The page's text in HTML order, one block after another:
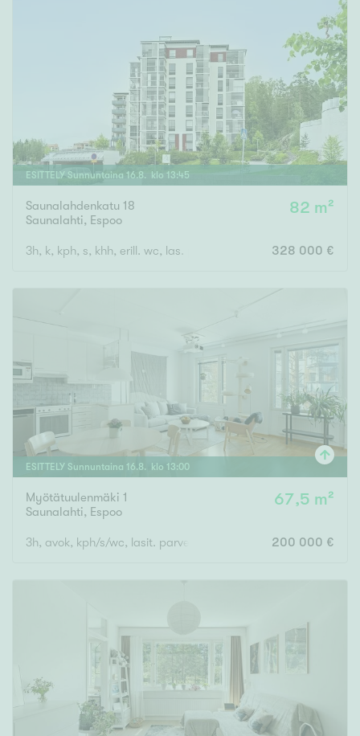
ESITTELY Sunnuntaina 16.8. klo 13:45
Saunalahdenkatu 18
Saunalahti, Espoo
82 m²
3h, k, kph, s, khh, erill. wc, las. parveke 328 000 €
ESITTELY Sunnuntaina 16.8. klo 13:00
Myötätuulenmäki 1
Saunalahti, Espoo
67,5 m²
3h, avok, kph/s/wc, lasit. parveke 200 000 €